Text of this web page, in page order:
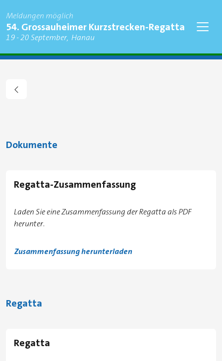
Meldungen möglich
Regatta
54. Grossauheimer Kurzstrecken-Regatta
Findet statt am
19zu
-20 September Hanau
Dokumente
Regatta-Zusammenfassung
Laden Sie eine Zusammenfassung der Regatta als PDF
herunter.
Zusammenfassung herunterladen
Regatta
Regatta